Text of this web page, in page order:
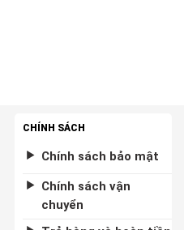
CHÍNH SÁCH
Chính sách bảo mật
Chính sách vận
chuyển